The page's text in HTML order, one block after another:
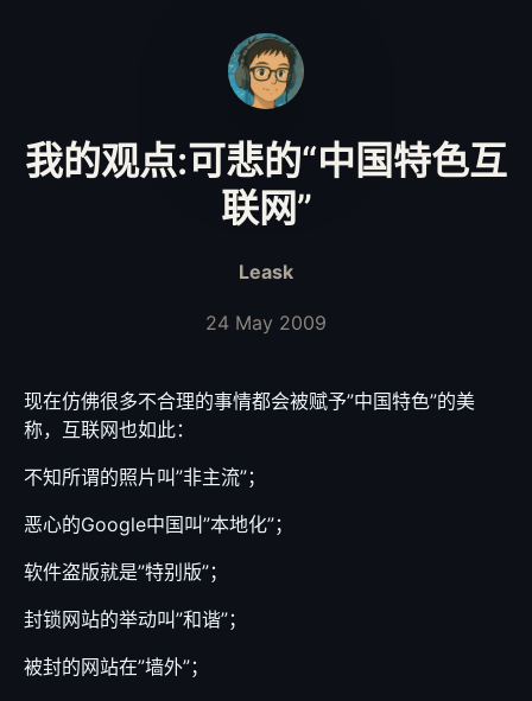
我的观点:可悲的“中国特色互
联网”
Leask
24 May 2009
现在仿佛很多不合理的事情都会被赋予”中国特色”的美
称，互联网也如此：
不知所谓的照片叫”非主流”；
恶心的Google中国叫”本地化”；
软件盗版就是”特别版”；
封锁网站的举动叫”和谐”；
被封的网站在”墙外”；